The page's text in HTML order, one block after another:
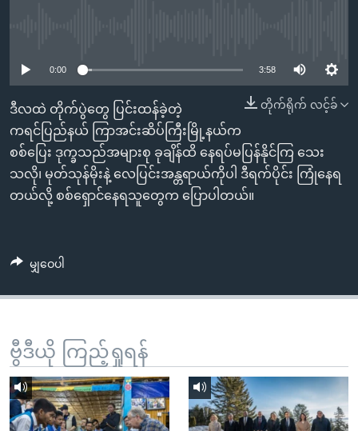
စာမျက်နှာ
သို့
ကျော်
ကြည့်
ရန်
နေရာ
ဗွီအိုအေ လူမှုကွန်ယက်များ
0:00 3:58
တိုက်ရိုက် လင့်ခ်
ဒီလထဲ တိုက်ပွဲတွေ ပြင်းထန်ခဲ့တဲ့
ကရင်ပြည်နယ် ကြာအင်းဆိပ်ကြီးမြို့နယ်က
စစ်ပြေး ဒုက္ခသည်အများစု ခုချိန်ထိ နေရပ်မပြန်နိုင်ကြ သေး
သလို၊ မုတ်သုန်မိုးနဲ့ လေပြင်းအန္တရာယ်ကိုပါ ဒီရက်ပိုင်း ကြုံနေရ
တယ်လို့ စစ်ရှောင်နေရသူတွေက ပြောပါတယ်။
မျှဝေပါ
ဗွီဒီယို ကြည့်ရှုရန်